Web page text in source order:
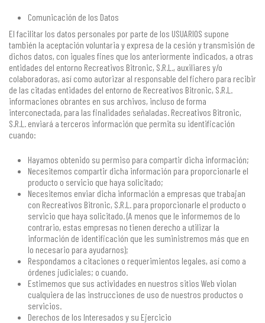
Comunicación de los Datos
El facilitar los datos personales por parte de los USUARIOS supone
también la aceptación voluntaria y expresa de la cesión y transmisión de
dichos datos, con iguales fines que los anteriormente indicados, a otras
entidades del entorno Recreativos Bitronic, S.R.L., auxiliares y/o
colaboradoras, así como autorizar al responsable del fichero para recibir
de las citadas entidades del entorno de Recreativos Bitronic, S.R.L.
informaciones obrantes en sus archivos, incluso de forma
interconectada, para las finalidades señaladas. Recreativos Bitronic,
S.R.L. enviará a terceros información que permita su identificación
cuando:
Hayamos obtenido su permiso para compartir dicha información;
Necesitemos compartir dicha información para proporcionarle el
producto o servicio que haya solicitado;
Necesitemos enviar dicha información a empresas que trabajan
con Recreativos Bitronic, S.R.L. para proporcionarle el producto o
servicio que haya solicitado. (A menos que le informemos de lo
contrario, estas empresas no tienen derecho a utilizar la
información de identificación que les suministremos más que en
lo necesario para ayudarnos);
Respondamos a citaciones o requerimientos legales, así como a
órdenes judiciales; o cuando.
Estimemos que sus actividades en nuestros sitios Web violan
cualquiera de las instrucciones de uso de nuestros productos o
servicios.
Derechos de los Interesados y su Ejercicio